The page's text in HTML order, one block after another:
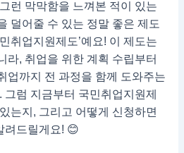
런 막막함을 느껴본 적이 있는
덜어줄 수 있는 정말 좋은 제도
취업지원제도’예요! 이 제도는
라, 취업을 위한 계획 수립부터
업까지 전 과정을 함께 도와주는
럼 지금부터 국민취업지원제
는지, 그리고 어떻게 신청하면
려드릴게요! 😊